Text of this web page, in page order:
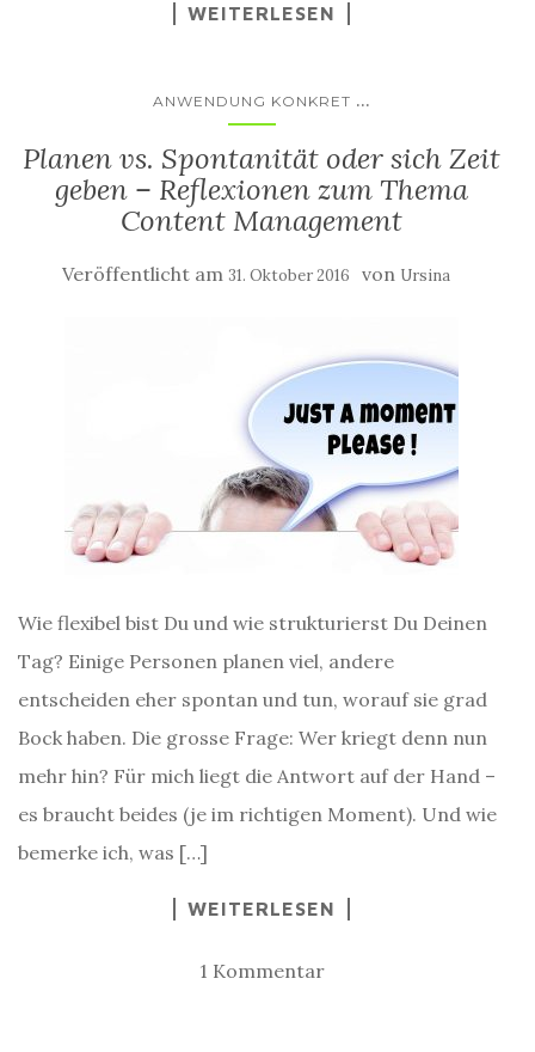
WEITERLESEN
ANWENDUNG KONKRET ...
Planen vs. Spontanität oder sich Zeit
geben – Reflexionen zum Thema
Content Management
Veröffentlicht am 31. Oktober 2016 von Ursina
Wie flexibel bist Du und wie strukturierst Du Deinen
Tag? Einige Personen planen viel, andere
entscheiden eher spontan und tun, worauf sie grad
Bock haben. Die grosse Frage: Wer kriegt denn nun
mehr hin? Für mich liegt die Antwort auf der Hand –
es braucht beides (je im richtigen Moment). Und wie
bemerke ich, was […]
WEITERLESEN
1 Kommentar